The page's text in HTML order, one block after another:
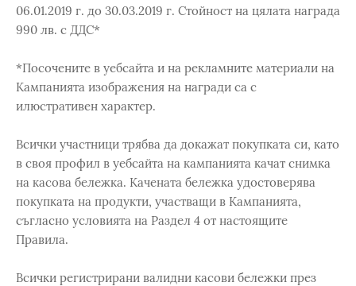
06.01.2019 г. до 30.03.2019 г. Стойност на цялата награда
990 лв. с ДДС*
*Посочените в уебсайта и на рекламните материали на
Кампанията изображения на награди са с
илюстративен характер.
Всички участници трябва да докажат покупката си, като
в своя профил в уебсайта на кампанията качат снимка
на касова бележка. Качената бележка удостоверява
покупката на продукти, участващи в Кампанията,
съгласно условията на Раздел 4 от настоящите
Правила.
Всички регистрирани валидни касови бележки през